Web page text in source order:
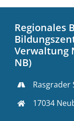
Regionales
Verwaltung
NB)
Rasgrader
17034